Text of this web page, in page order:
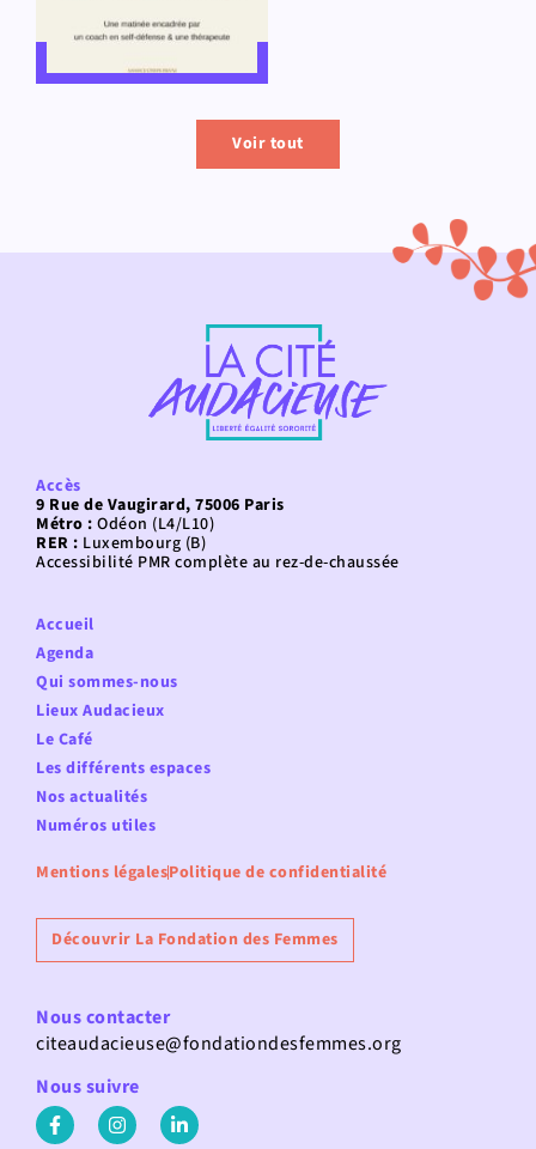
Voir tout
Accès
9 Rue de Vaugirard, 75006 Paris
Métro : Odéon (L4/L10)
RER : Luxembourg (B)
Accessibilité PMR complète au rez-de-chaussée
Accueil
Agenda
Qui sommes-nous
Lieux Audacieux
Le Café
Les différents espaces
Nos actualités
Numéros utiles
Mentions légalesPolitique de confidentialité
Découvrir La Fondation des Femmes
Nous contacter
citeaudacieuse@fondationdesfemmes.org
Nous suivre